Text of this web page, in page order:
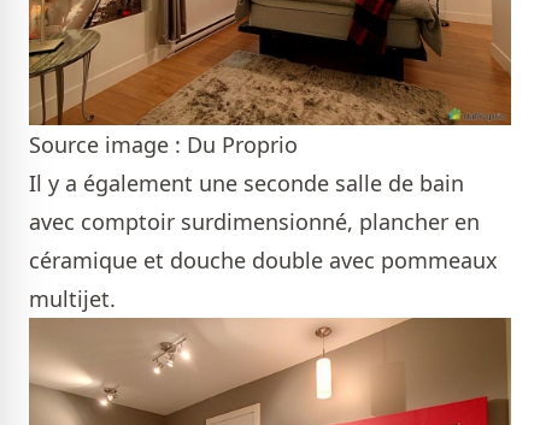
Source image : Du Proprio
Il y a également une seconde salle de bain
avec comptoir surdimensionné, plancher en
céramique et douche double avec pommeaux
multijet.